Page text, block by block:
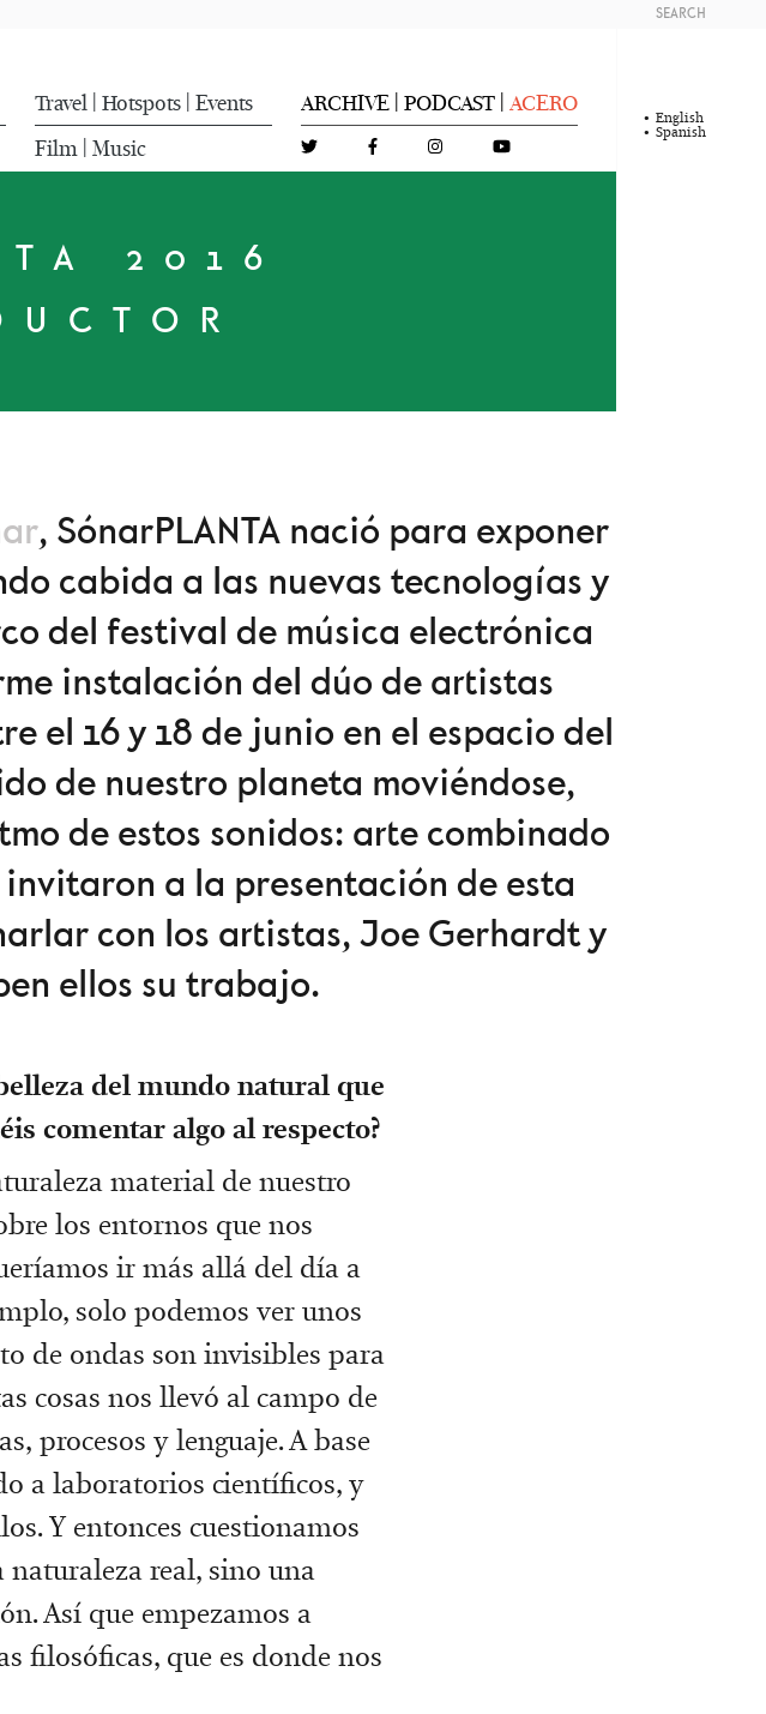
Travel Hotspots Events ARCHIVE PODCAST ACERO
Film Music
SEARCH
English
Spanish
2016
, SónarPLANTA nació para exponer
cabida a las nuevas tecnologías y
del festival de música electrónica
instalación del dúo de artistas
el 16 y 18 de junio en el espacio del
de nuestro planeta moviéndose,
de estos sonidos: arte combinado
a la presentación de esta
con los artistas, Joe Gerhardt y
ellos su trabajo.
del mundo natural que
comentar algo al respecto?
material de nuestro
los entornos que nos
ir más allá del día a
solo podemos ver unos
de ondas son invisibles para
cosas nos llevó al campo de
procesos y lenguaje. A base
a laboratorios científicos, y
Y entonces cuestionamos
naturaleza real, sino una
Así que empezamos a
filosóficas, que es donde nos